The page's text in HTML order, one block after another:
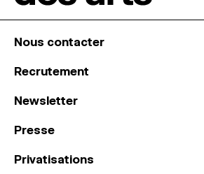
Nous contacter
Recrutement
Newsletter
Presse
Privatisations